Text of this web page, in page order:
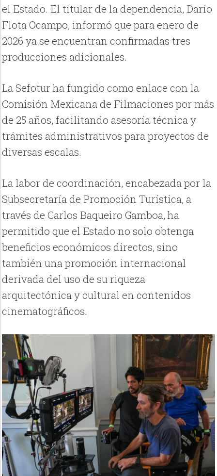
el Estado. El titular de la dependencia, Darío
Flota Ocampo, informó que para enero de
2026 ya se encuentran confirmadas tres
producciones adicionales.
La Sefotur ha fungido como enlace con la
Comisión Mexicana de Filmaciones por más
de 25 años, facilitando asesoría técnica y
trámites administrativos para proyectos de
diversas escalas.
La labor de coordinación, encabezada por la
Subsecretaría de Promoción Turística, a
través de Carlos Baqueiro Gamboa, ha
permitido que el Estado no solo obtenga
beneficios económicos directos, sino
también una promoción internacional
derivada del uso de su riqueza
arquitectónica y cultural en contenidos
cinematográficos.